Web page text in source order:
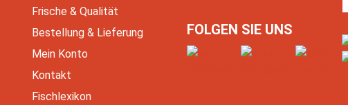
Frische & Qualität
Bestellung & Lieferung
Mein Konto
Kontakt
Fischlexikon
FOLGEN SIE UNS